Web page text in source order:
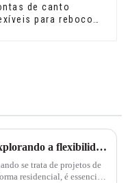
de canto
para reboco
Explorando a flexibilidade da guarnição de borda de canto em forma de L de PVC de grão de madeira flexível Leguwe
se trata de projetos de
residencial, é essencial